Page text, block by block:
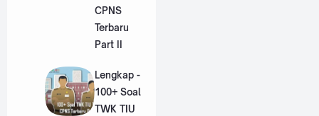
CPNS
Terbaru
Part II
Lengkap -
100+ Soal
TWK TIU